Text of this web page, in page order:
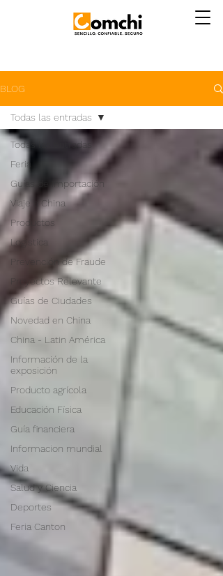
BLOG
Todas las entradas
Feria
Guías de Importación
Viaje a China
Productos
Logistica
Prevención de Fraude
Proyectos Relevante
Guías de Ciudades
Novedad en China
China - Latin América
Información de la
exposición
Producto agrícola
Educación Física
Guía financiera
Informacion mundial
Vida
Salud y Ciencia
Deportes
Feria Canton
Todas las entradas